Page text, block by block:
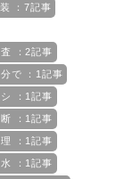
：7記事
：2記事
で ：1記事
：1記事
：1記事
：1記事
水 ：1記事